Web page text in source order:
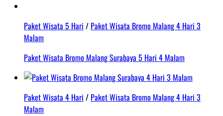
Paket Wisata 5 Hari / Paket Wisata Bromo Malang 4 Hari 3
Malam
Paket Wisata Bromo Malang Surabaya 5 Hari 4 Malam
Paket Wisata 4 Hari / Paket Wisata Bromo Malang 4 Hari 3
Malam